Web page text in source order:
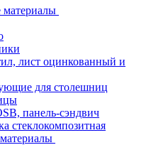
лист оцинкованный и
для столешниц
панель-сэндвич
стеклокомпозитная